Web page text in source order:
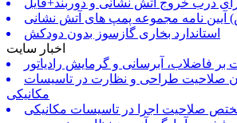
استاندارد بخاری گازسوز بدون دودکش
اخبار سایت
فاضلاب، آبرسانی و گرمایش رادیاتور
صلاحیت طراحی و نظارت در تاسیسات
مکانیکی
صلاحیت اجرا در تاسیسات مکانیکی